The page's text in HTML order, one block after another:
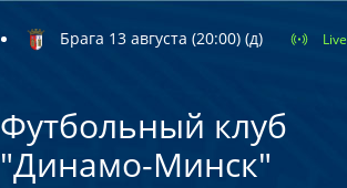
Брага 13 августа (20:00) (д) Live
Футбольный клуб
"Динамо-Минск"